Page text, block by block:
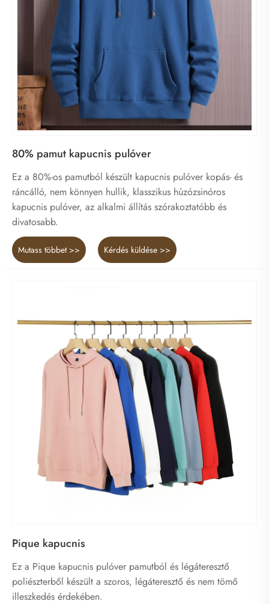
80% pamut kapucnis pulóver
Ez a 80%-os pamutból készült kapucnis pulóver kopás- és
ráncálló, nem könnyen hullik, klasszikus húzózsinóros
kapucnis pulóver, az alkalmi állítás szórakoztatóbb és
divatosabb.
Mutass többet >> Kérdés küldése >>
Pique kapucnis
Ez a Pique kapucnis pulóver pamutból és légáteresztő
poliészterből készült a szoros, légáteresztő és nem tömő
illeszkedés érdekében.